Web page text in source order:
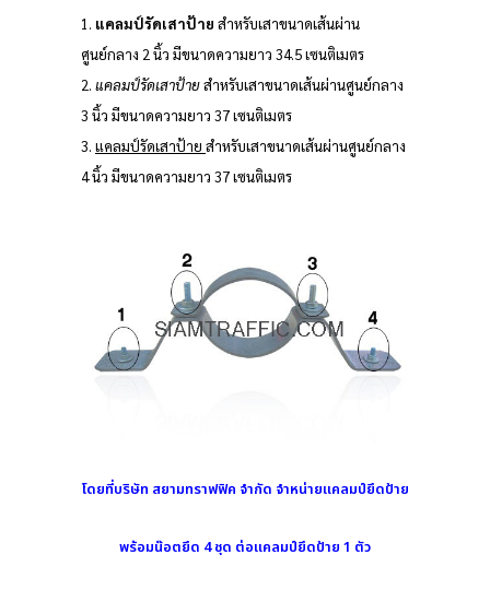
1. แคลมป์รัดเสาป้าย สำหรับเสาขนาดเส้นผ่าน
ศูนย์กลาง 2 นิ้ว มีขนาดความยาว 34.5 เซนติเมตร
2. แคลมป์รัดเสาป้ายสำหรับเสาขนาดเส้นผ่านศูนย์กลาง
3 นิ้ว มีขนาดความยาว 37 เซนติเมตร
3. แคลมป์รัดเสาป้าย สำหรับเสาขนาดเส้นผ่านศูนย์กลาง
4 นิ้ว มีขนาดความยาว 37 เซนติเมตร
โดยที่บริษัท สยามทราฟฟิค จำกัด จำหน่ายแคลมป์ยึดป้าย
พร้อมน๊อตยึด 4 ชุด ต่อแคลมป์ยึดป้าย 1 ตัว